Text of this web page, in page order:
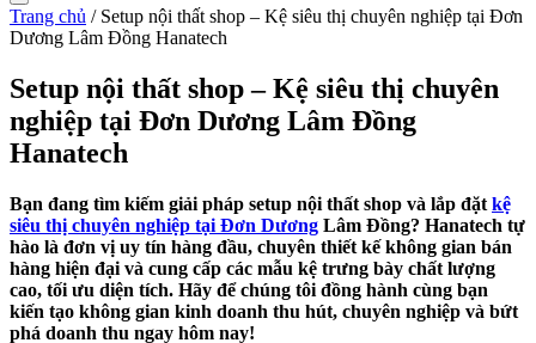
Trang chủ / Setup nội thất shop – Kệ siêu thị chuyên nghiệp tại Đơn
Dương Lâm Đồng Hanatech
Setup nội thất shop – Kệ siêu thị chuyên
nghiệp tại Đơn Dương Lâm Đồng
Hanatech
Bạn đang tìm kiếm giải pháp setup nội thất shop và lắp đặt kệ
siêu thị chuyên nghiệp tại Đơn Dương Lâm Đồng? Hanatech tự
hào là đơn vị uy tín hàng đầu, chuyên thiết kế không gian bán
hàng hiện đại và cung cấp các mẫu kệ trưng bày chất lượng
cao, tối ưu diện tích. Hãy để chúng tôi đồng hành cùng bạn
kiến tạo không gian kinh doanh thu hút, chuyên nghiệp và bứt
phá doanh thu ngay hôm nay!